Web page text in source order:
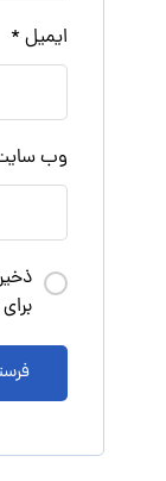
ایمیل *
وب‌